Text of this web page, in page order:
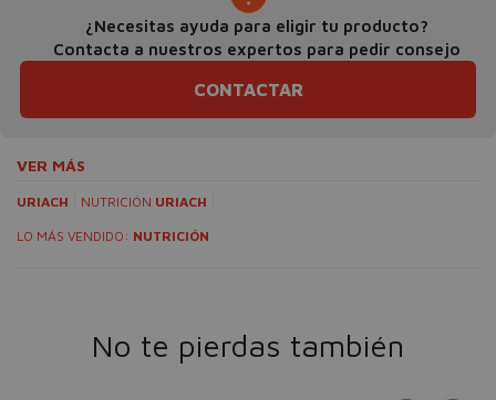
¿Necesitas ayuda para eligir tu producto?
Contacta a nuestros expertos para pedir consejo
CONTACTAR
VER MÁS
URIACH NUTRICIÓN URIACH
LO MÁS VENDIDO: NUTRICIÓN
No te pierdas también